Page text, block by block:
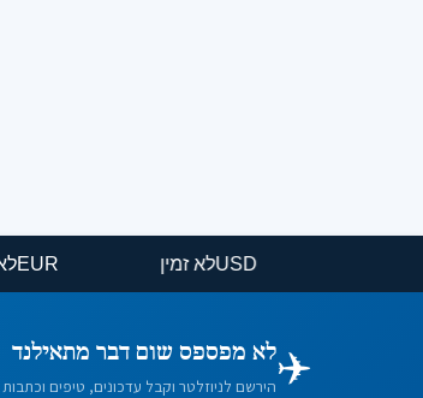
USD
✈️לא מפספס שום דבר מתאילנד
הירשם לניוזלטר וקבל עדכונים, טיפים וכתבות